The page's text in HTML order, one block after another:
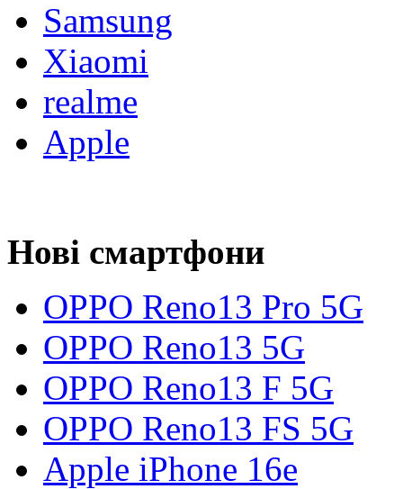
Samsung
Xiaomi
realme
Apple
Нові смартфони
OPPO Reno13 Pro 5G
OPPO Reno13 5G
OPPO Reno13 F 5G
OPPO Reno13 FS 5G
Apple iPhone 16e